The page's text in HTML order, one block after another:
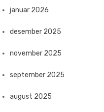
januar 2026
desember 2025
november 2025
september 2025
august 2025